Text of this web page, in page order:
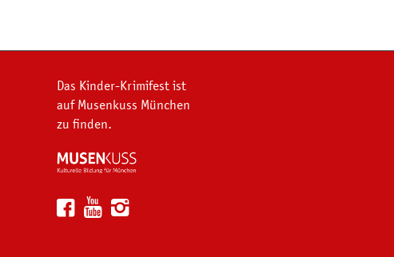
Das Kinder-Krimifest ist
auf Musenkuss München
zu finden.